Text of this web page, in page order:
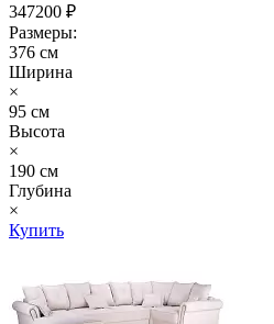
347200 ₽
Размеры:
376 см
Ширина
×
95 см
Высота
×
190 см
Глубина
×
Купить